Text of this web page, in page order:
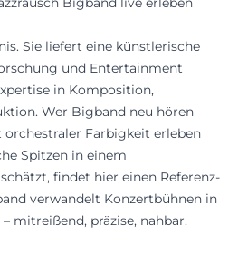
Sie liefert eine künstlerische
und Entertainment
in Komposition,
Wer Bigband neu hören
Farbigkeit erleben
Spitzen in einem
findet hier einen Referenz-
verwandelt Konzertbühnen in
mitreißend, präzise, nahbar.